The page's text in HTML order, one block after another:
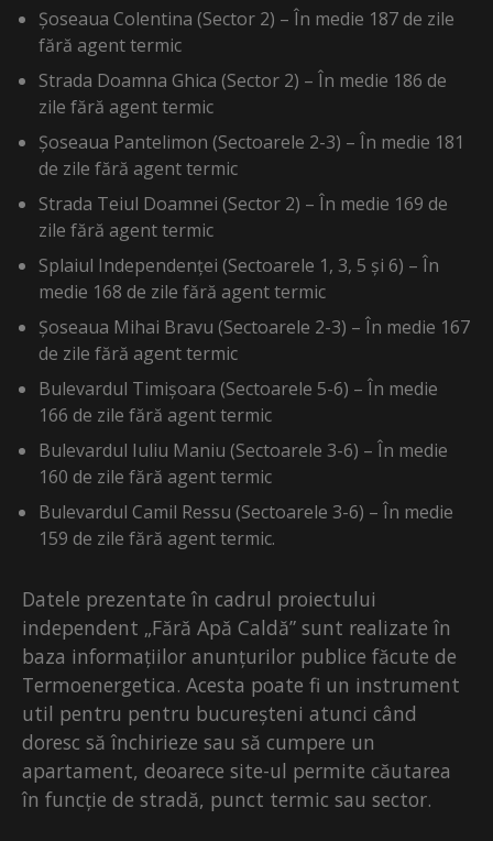
Șoseaua Colentina (Sector 2) – În medie 187 de zile
fără agent termic
Strada Doamna Ghica (Sector 2) – În medie 186 de
zile fără agent termic
Șoseaua Pantelimon (Sectoarele 2-3) – În medie 181
de zile fără agent termic
Strada Teiul Doamnei (Sector 2) – În medie 169 de
zile fără agent termic
Splaiul Independenței (Sectoarele 1, 3, 5 și 6) – În
medie 168 de zile fără agent termic
Șoseaua Mihai Bravu (Sectoarele 2-3) – În medie 167
de zile fără agent termic
Bulevardul Timișoara (Sectoarele 5-6) – În medie
166 de zile fără agent termic
Bulevardul Iuliu Maniu (Sectoarele 3-6) – În medie
160 de zile fără agent termic
Bulevardul Camil Ressu (Sectoarele 3-6) – În medie
159 de zile fără agent termic.
Datele prezentate în cadrul proiectului
independent „Fără Apă Caldă” sunt realizate în
baza informațiilor anunțurilor publice făcute de
Termoenergetica. Acesta poate fi un instrument
util pentru pentru bucureșteni atunci când
doresc să închirieze sau să cumpere un
apartament, deoarece site-ul permite căutarea
în funcție de stradă, punct termic sau sector.